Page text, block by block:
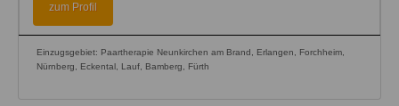
zum Profil
Einzugsgebiet: Paartherapie Neunkirchen am Brand, Erlangen, Forchheim,
Nürnberg, Eckental, Lauf, Bamberg, Fürth